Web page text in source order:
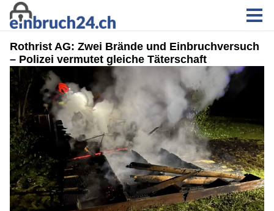
Rothrist AG: Zwei Brände und Einbruchversuch
– Polizei vermutet gleiche Täterschaft